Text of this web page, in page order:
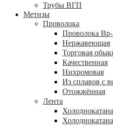
Трубы ВГП
Метизы
Проволока
Проволока Вр-
Нержавеющая
Торговая
Качественная
Нихромовая
Из сплавов с
Отожжённая
Лента